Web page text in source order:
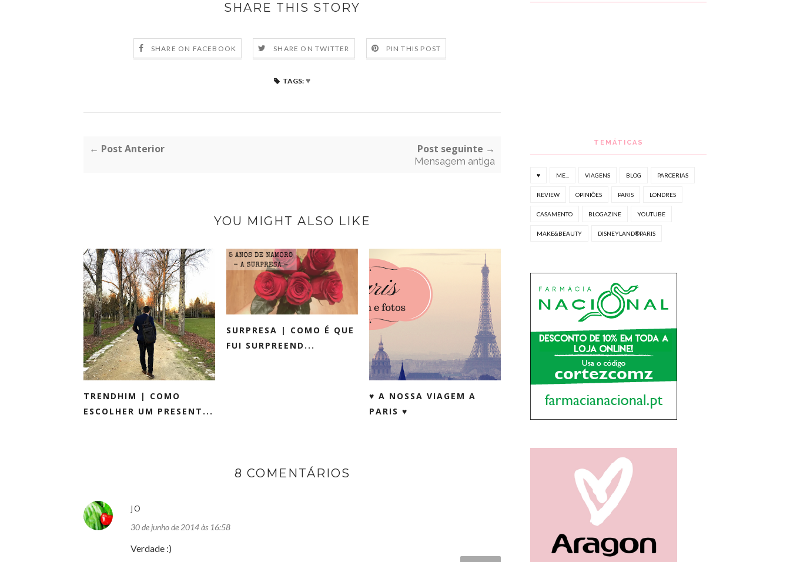
SHARE THIS STORY
SHARE ON FACEBOOK SHARE ON TWITTER PIN THIS POST
TAGS: ♥
← Post Anterior Post seguinte →
Mensagem antiga
YOU MIGHT ALSO LIKE
TRENDHIM | COMO
ESCOLHER UM PRESENT...
SURPRESA | COMO É QUE
FUI SURPREEND...
♥ A NOSSA VIAGEM A
PARIS ♥
8 COMENTÁRIOS
JO
30 de junho de 2014 às 16:58
Verdade :)
TEMÁTICAS
♥ ME... VIAGENS BLOG PARCERIAS
REVIEW OPINIÕES PARIS LONDRES
CASAMENTO BLOGAZINE YOUTUBE
MAKE&BEAUTY DISNEYLAND®PARIS